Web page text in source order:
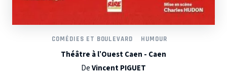
COMÉDIES ET BOULEVARD HUMOUR
Théâtre à l’Ouest Caen - Caen
DeVincent PIGUET